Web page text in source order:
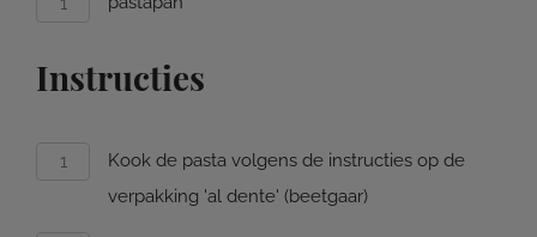
Instructies
Kook de pasta volgens de instructies op de
verpakking 'al dente' (beetgaar)